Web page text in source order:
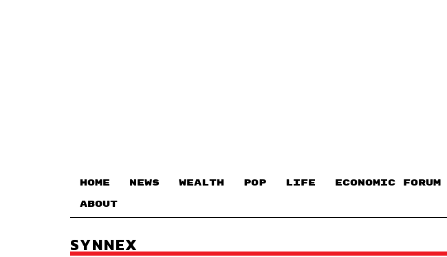
HOME NEWS WEALTH POP LIFE ECONOMIC FORUM
ABOUT
SYNNEX